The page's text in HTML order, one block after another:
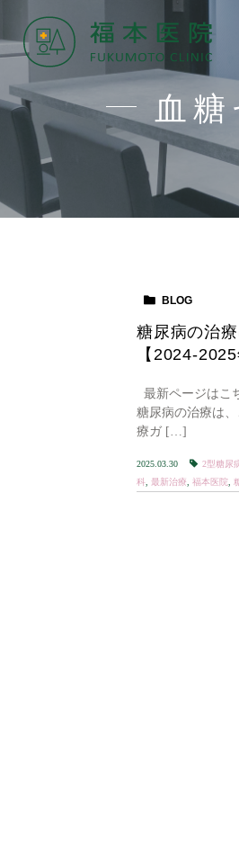
血
BLOG
糖尿病の治
【2024-2025
最新ページはこ
糖尿病の治療は
療ガ […]
2025.03.30 2型糖尿
科 最新治療 福本医院